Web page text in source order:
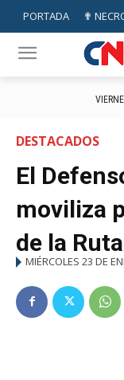
PORTADA ✟
DESTACADOS
El
moviliza
de la
MIÉRCOLES 23 DE